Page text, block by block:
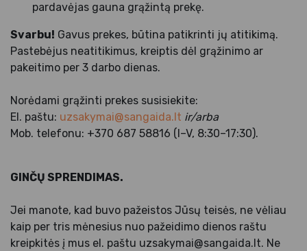
pardavėjas gauna grąžintą prekę.
Svarbu! Gavus prekes, būtina patikrinti jų atitikimą.
Pastebėjus neatitikimus, kreiptis dėl grąžinimo ar
pakeitimo per 3 darbo dienas.
Norėdami grąžinti prekes susisiekite:
El. paštu: uzsakymai@sangaida.lt ir/arba
Mob. telefonu: +370 687 58816 (I–V, 8:30–17:30).
GINČŲ SPRENDIMAS.
Jei manote, kad buvo pažeistos Jūsų teisės, ne vėliau
kaip per tris mėnesius nuo pažeidimo dienos raštu
kreipkitės į mus el. paštu uzsakymai@sangaida.lt. Ne